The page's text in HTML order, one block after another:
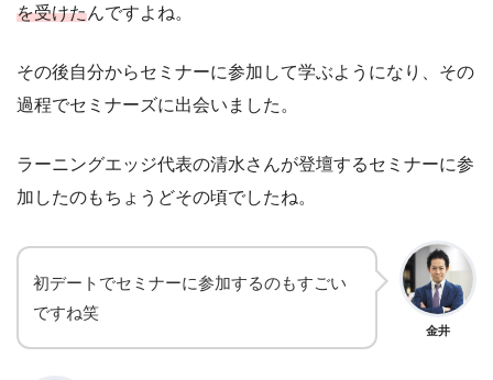
を受けたんですよね。
その後自分からセミナーに参加して学ぶようになり、その
過程でセミナーズに出会いました。
ラーニングエッジ代表の清水さんが登壇するセミナーに参
加したのもちょうどその頃でしたね。
金井
初デートでセミナーに参加するのもすごい
ですね笑